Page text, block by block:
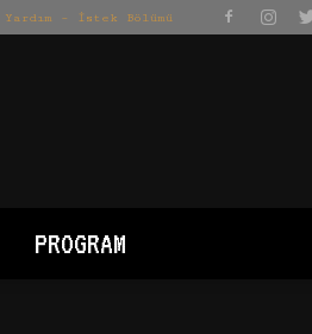
Yardım – İstek Bölümü
PROGRAM